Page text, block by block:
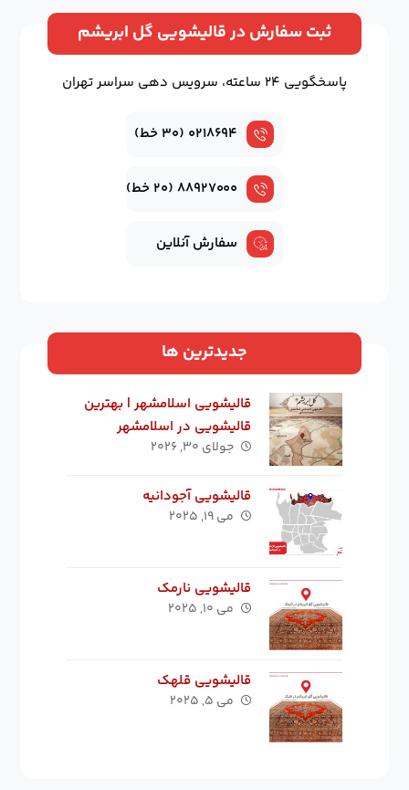
ثبت سفارش در قالیشویی گل ابریشم
پاسخگویی ۲۴ ساعته، سرویس دهی سراسر تهران
۰۲۱۸۶۹۴ (۳۰ خط)
۸۸۹۲۷۰۰۰ (۲۰ خط)
سفارش آنلاین
جدیدترین ها
قالیشویی اسلامشهر | بهترین
قالیشویی در اسلامشهر
جولای ۳۰, ۲۰۲۶
قالیشویی آجودانیه
می ۱۹, ۲۰۲۵
قالیشویی نارمک
می ۱۰, ۲۰۲۵
قالیشویی قلهک
می ۵, ۲۰۲۵